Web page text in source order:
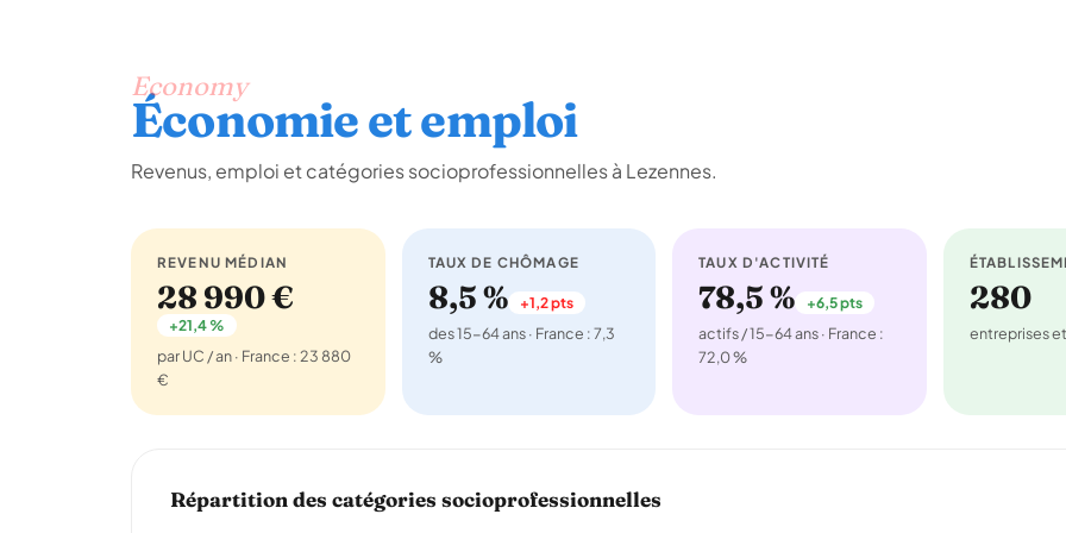
Economy
Économie et emploi
Revenus, emploi et catégories socioprofessionnelles à Lezennes.
REVENU MÉDIAN
28 990 €
+21,4 %
par UC / an · France : 23 880
€
TAUX DE CHÔMAGE
8,5 % +1,2 pts
des 15-64 ans · France : 7,3
%
TAUX D'ACTIVITÉ
78,5 % +6,5 pts
actifs / 15-64 ans · France :
72,0 %
280
entreprises
Répartition des catégories socioprofessionnelles